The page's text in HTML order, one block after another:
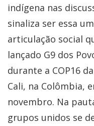
indígena nas
sinaliza ser essa
articulação social
lançado G9 dos
durante a COP16
Cali, na Colômbia,
novembro. Na
grupos unidos se